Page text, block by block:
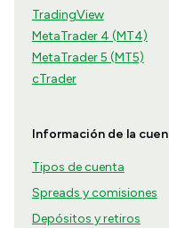
TradingView
MetaTrader 4 (MT4)
MetaTrader 5 (MT5)
cTrader
Información de la
Tipos de cuenta
Spreads y comisiones
Depósitos y retiros